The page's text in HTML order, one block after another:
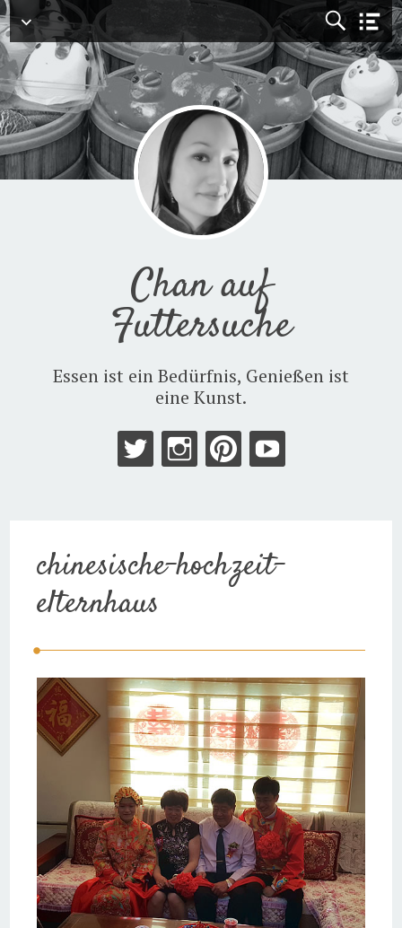
Menü
Chan auf
Futtersuche
Essen ist ein Bedürfnis, Genießen ist
eine Kunst.
chinesische-hochzeit-
elternhaus